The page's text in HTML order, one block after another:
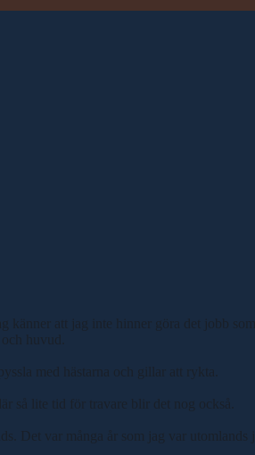
att jag inte hinner göra det jobb
huvud.
med hästarna och gillar att rykta.
så lite tid för travare blir det nog också.
Det var många år som jag var utomlands